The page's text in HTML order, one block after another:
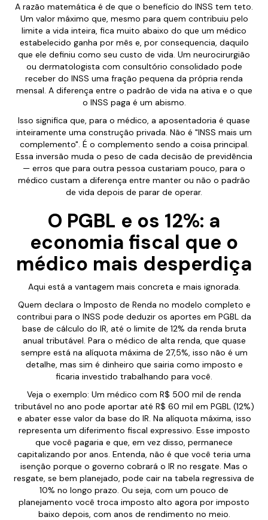
A razão matemática é de que o benefício do INSS tem teto.
Um valor máximo que, mesmo para quem contribuiu pelo
limite a vida inteira, fica muito abaixo do que um médico
estabelecido ganha por mês e, por consequencia, daquilo
que ele definiu como seu custo de vida. Um neurocirurgião
ou dermatologista com consultório consolidado pode
receber do INSS uma fração pequena da própria renda
mensal. A diferença entre o padrão de vida na ativa e o que
o INSS paga é um abismo.
Isso significa que, para o médico, a aposentadoria é quase
inteiramente uma construção privada. Não é "INSS mais um
complemento". É o complemento sendo a coisa principal.
Essa inversão muda o peso de cada decisão de previdência
— erros que para outra pessoa custariam pouco, para o
médico custam a diferença entre manter ou não o padrão
de vida depois de parar de operar.
O PGBL e os 12%: a
economia fiscal que o
médico mais desperdiça
Aqui está a vantagem mais concreta e mais ignorada.
Quem declara o Imposto de Renda no modelo completo e
contribui para o INSS pode deduzir os aportes em PGBL da
base de cálculo do IR, até o limite de 12% da renda bruta
anual tributável. Para o médico de alta renda, que quase
sempre está na alíquota máxima de 27,5%, isso não é um
detalhe, mas sim é dinheiro que sairia como imposto e
ficaria investido trabalhando para você.
Veja o exemplo: Um médico com R$ 500 mil de renda
tributável no ano pode aportar até R$ 60 mil em PGBL (12%)
e abater esse valor da base do IR. Na alíquota máxima, isso
representa um diferimento fiscal expressivo. Esse imposto
que você pagaria e que, em vez disso, permanece
capitalizando por anos. Entenda, não é que você teria uma
isenção porque o governo cobrará o IR no resgate. Mas o
resgate, se bem planejado, pode cair na tabela regressiva de
10% no longo prazo. Ou seja, com um pouco de
planejamento você troca imposto alto agora por imposto
baixo depois, com anos de rendimento no meio.